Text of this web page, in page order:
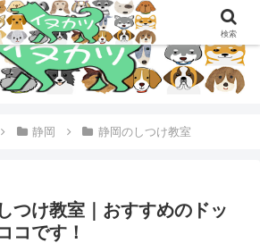
静岡 静岡のしつけ教室
つけ教室｜おすすめのドッ
コです！
検索